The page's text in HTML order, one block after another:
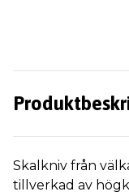
Skalkniv från
tillverkad av